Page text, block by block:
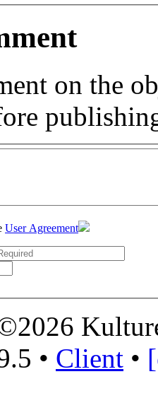
on the
User Agreement
• Client •